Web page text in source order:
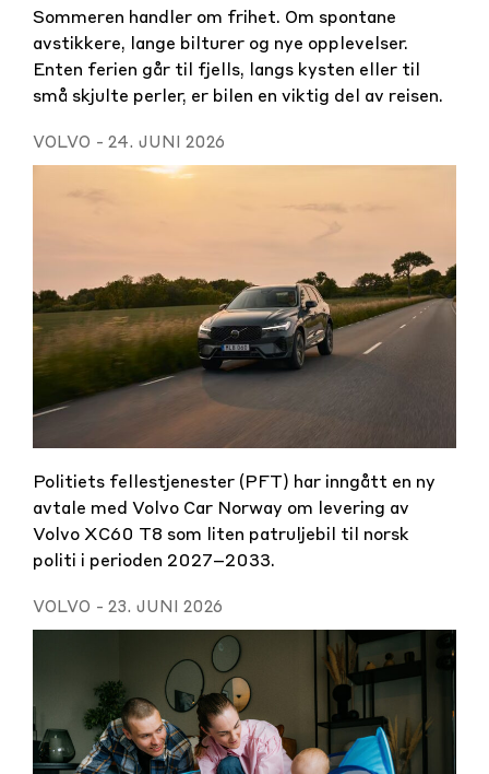
Sommeren handler om frihet. Om spontane
avstikkere, lange bilturer og nye opplevelser.
Enten ferien går til fjells, langs kysten eller til
små skjulte perler, er bilen en viktig del av reisen.
VOLVO - 24. JUNI 2026
Politiets fellestjenester (PFT) har inngått en ny
avtale med Volvo Car Norway om levering av
Volvo XC60 T8 som liten patruljebil til norsk
politi i perioden 2027–2033.
VOLVO - 23. JUNI 2026